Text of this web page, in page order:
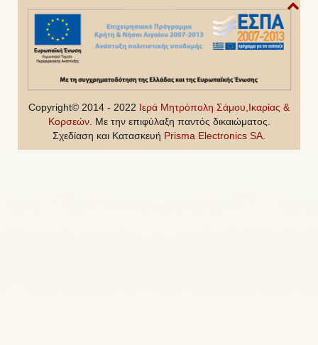
Copyright© 2014 - 2022 Ιερά Μητρόπολη Σάμου,Ικαρίας &
Κορσεών. Με την επιφύλαξη παντός δικαιώματος.
Σχεδίαση και Κατασκευή Prisma Electronics SA.